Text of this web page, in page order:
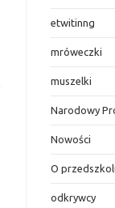
etwitinng
mróweczki
muszelki
Narodowy
Nowości
O
odkrywcy